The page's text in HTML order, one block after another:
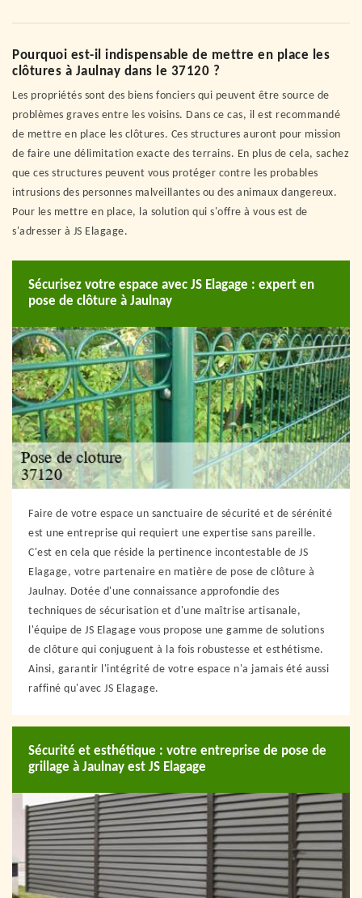
Pourquoi est-il indispensable de mettre en place les
clôtures à Jaulnay dans le 37120 ?
Les propriétés sont des biens fonciers qui peuvent être source de
problèmes graves entre les voisins. Dans ce cas, il est recommandé
de mettre en place les clôtures. Ces structures auront pour mission
de faire une délimitation exacte des terrains. En plus de cela, sachez
que ces structures peuvent vous protéger contre les probables
intrusions des personnes malveillantes ou des animaux dangereux.
Pour les mettre en place, la solution qui s'offre à vous est de
s'adresser à JS Elagage.
Sécurisez votre espace avec JS Elagage : expert en
pose de clôture à Jaulnay
Faire de votre espace un sanctuaire de sécurité et de sérénité
est une entreprise qui requiert une expertise sans pareille.
C'est en cela que réside la pertinence incontestable de JS
Elagage, votre partenaire en matière de pose de clôture à
Jaulnay. Dotée d'une connaissance approfondie des
techniques de sécurisation et d'une maîtrise artisanale,
l'équipe de JS Elagage vous propose une gamme de solutions
de clôture qui conjuguent à la fois robustesse et esthétisme.
Ainsi, garantir l'intégrité de votre espace n'a jamais été aussi
raffiné qu'avec JS Elagage.
Sécurité et esthétique : votre entreprise de pose de
grillage à Jaulnay est JS Elagage